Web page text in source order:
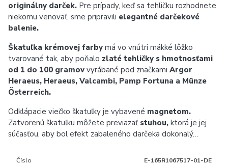
originálny darček. Pre prípady, keď sa tehličku rozhodnete
niekomu venovať, sme pripravili elegantné darčekové
balenie.
Škatuľka krémovej farby má vo vnútri mäkké lôžko
tvarované tak, aby poňalo zlaté tehličky s hmotnosťami
od 1 do 100 gramov vyrábané pod značkami Argor
Heraeus, Heraeus, Valcambi, Pamp Fortuna a Münze
Österreich.
Odklápacie viečko škatuľky je vybavené magnetom.
Zatvorenú škatuľku môžete previazať stuhou, ktorá je jej
súčasťou, aby bol efekt zabaleného darčeka dokonalý…
Číslo E-165R1067517-01-DE